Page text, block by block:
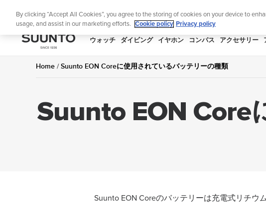
サマーセール期間限定割引――最大
SUUNTO
ウォッチ ダイビング イヤホン コンパス アクセサリー
Home Suunto EON Coreに使用されているバッテリーの種類
Suunto EON
Suunto EON Coreのバッテリーは充電式リチウ
By clicking “Accept All Cookies”, you agree to the storing of cookies on your device to
usage, and assist in our marketing efforts.
Cookie policy Privacy policy